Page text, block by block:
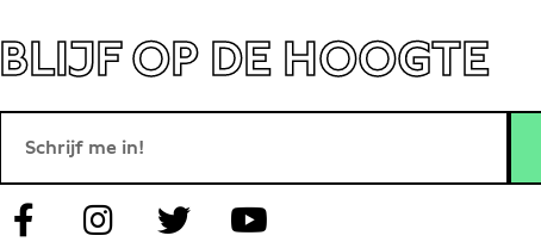
BLIJF OP DE HOOGTE